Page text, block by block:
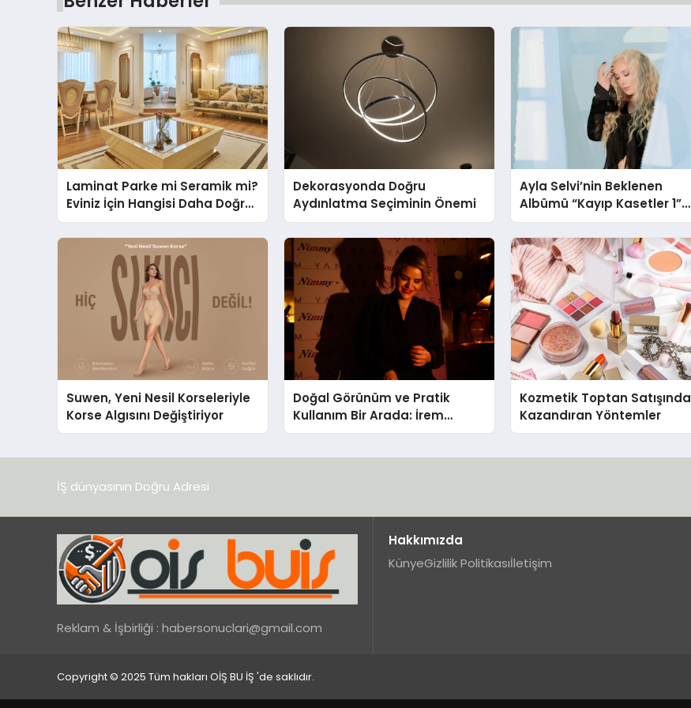
Laminat Parke mi Seramik mi?
Eviniz İçin Hangisi Daha Doğru
Seçim?
Dekorasyonda Doğru
Aydınlatma Seçiminin Önemi
Ayla Selvi’nin Beklenen
Albümü “Kayıp Kasetler 1”
Yayınlandı!
Suwen, Yeni Nesil Korseleriyle
Korse Algısını Değiştiriyor
Doğal Görünüm ve Pratik
Kullanım Bir Arada: İrem
Yanar’ın Yeni Ürünü
Kozmetik Toptan Satışında
Kazandıran Yöntemler
İŞ dünyasının Doğru Adresi
Reklam & İşbirliği : habersonuclari@gmail.com
Hakkımızda
KünyeGizlilik Politikasıİletişim
Copyright © 2025 Tüm hakları OİŞ BU İŞ 'de saklıdır.